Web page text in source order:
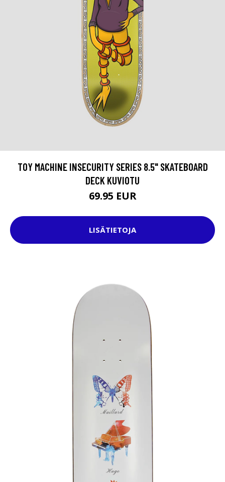
TOY MACHINE INSECURITY SERIES 8.5" SKATEBOARD
DECK KUVIOTU
69.95 EUR
LISÄTIETOJA